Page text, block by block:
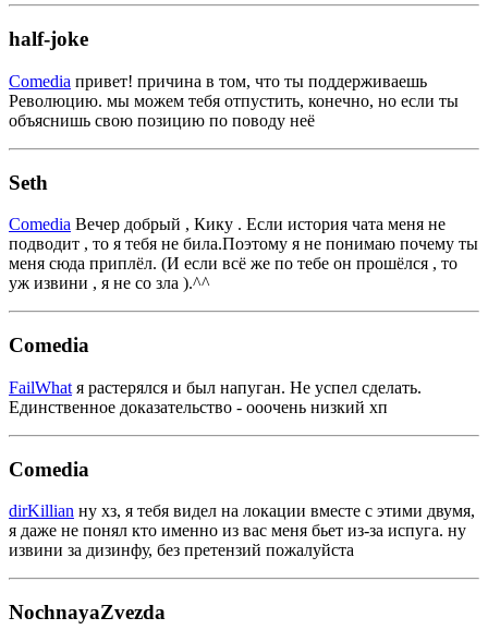
half-joke
Comedia привет! причина в том, что ты поддерживаешь
Революцию. мы можем тебя отпустить, конечно, но если ты
объяснишь свою позицию по поводу неё
Seth
Comedia Вечер добрый , Кику . Если история чата меня не
подводит , то я тебя не била.Поэтому я не понимаю почему ты
меня сюда приплёл. (И если всё же по тебе он прошёлся , то
уж извини , я не со зла ).^^
Comedia
FailWhat я растерялся и был напуган. Не успел сделать.
Единственное доказательство - ооочень низкий хп
Comedia
dirKillian ну хз, я тебя видел на локации вместе с этими двумя,
я даже не понял кто именно из вас меня бьет из-за испуга. ну
извини за дизинфу, без претензий пожалуйста
NochnayaZvezda